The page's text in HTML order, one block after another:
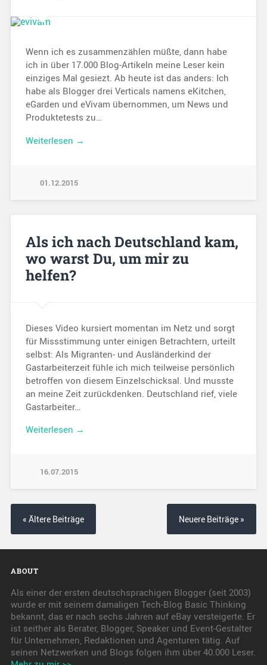
Wenn ich es zusammenzählen müßte, dann habe
ich in über 17.000 Blog-Artikeln meine Leser kein
einziges Mal gesiezt. Ab heute ist das anders: Ich
habe als Blogger drei Verticals namens eKitchen,
eGarden und eVivam übernommen, um News und
Produktetests zu…
Weiterlesen →
01.12.2015
Als ich nach Deutschland kam,
wo warst Du, um mir zu
helfen?
Dieses Video kursiert momentan im Netz und sorgt
für Missstimmung unter einigen Betrachtern, urteilt
selbst: Als Migranten- und Ausländerkind der
Gastarbeiterzeit fühle ich mich teilweise persönlich
betroffen von diesem Einzelschicksal. Und musste
an meine Zeit zurückdenken. Deutschland rief, viele
Gastarbeiter…
Weiterlesen →
16.07.2015
« Ältere Beiträge Neuere Beiträge »
ABOUT
Als einer der ersten deutschsprachigen Blogger (seit 2003)
wurde er mit seinem damaligen Tech-Blog Basic Thinking
bekannt, das er nach sechs Jahren auf eBay versteigerte. Er
ist seither als Berater, Blogger, Speaker und Event-Gestalter
für Unternehmen, Redaktionen und Agenturen tätig. Auf
seinen Netzwerken und Blogs folgen ihm über 40.000 Leser.